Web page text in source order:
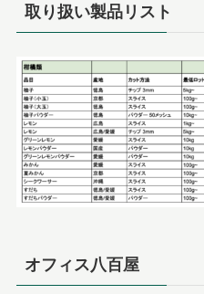
取り扱い製品リスト
オフィス八百屋